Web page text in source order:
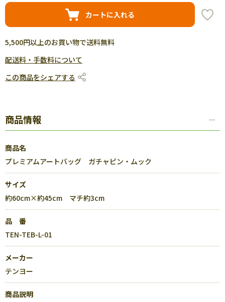
カートに入れる
5,500円以上のお買い物で送料無料
配送料・手数料について
この商品をシェアする
商品情報
商品名
プレミアムアートバッグ ガチャピン・ムック
サイズ
約60cm×約45cm マチ約3cm
品 番
TEN-TEB-L-01
メーカー
テンヨー
商品説明